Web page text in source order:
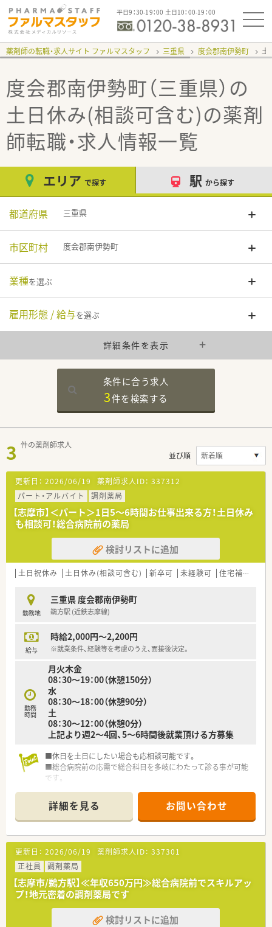
平日9：30-19：00 土日10：00-19：00
薬剤師の転職・求人サイト ファルマスタッフ 三重県 度会郡南伊勢町 土
度会郡南伊勢町（三重県）の
土日休み(相談可含む)の薬剤
師転職・求人情報一覧
エリア で探す 駅 から探す
都道府県 三重県
市区町村 度会郡南伊勢町
業種を選ぶ
雇用形態 / 給与を選ぶ
詳細条件を表示
条件に合う求人
3件を検索する
3 件の薬剤師求人
並び順
更新日： 2026/06/19 薬剤師求人ID： 337312
パート・アルバイト
調剤薬局
【志摩市】＜パート＞1日5～6時間お仕事出来る方！土日休み
も相談可！総合病院前の薬局
検討リストに追加
土日祝休み 土日休み(相談可含む) 新卒可 未経験可 住宅補助(手当)あり
勤務地
三重県 度会郡南伊勢町
鵜方駅 (近鉄志摩線)
給与
時給2,000円～2,200円
※就業条件、経験等を考慮のうえ、面接後決定。
勤務
時間
月火木金
08：30～19：00（休憩150分）
水
08：30～18：00（休憩90分）
土
08：30～12：00（休憩0分）
上記より週2～4回、5～6時間後就業頂ける方募集
■休日を土日にしたい場合も応相談可能です。
■総合病院前の応需で総合科目を多岐にわたって診る事が可能
です。
詳細を見る お問い合わせ
更新日： 2026/06/19 薬剤師求人ID： 337301
正社員
調剤薬局
【志摩市/鵜方駅】≪年収650万円≫総合病院前でスキルアッ
プ！地元密着の調剤薬局です
検討リストに追加